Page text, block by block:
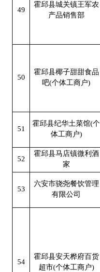
49
霍邱县城关镇王军农
产品销售部
50
霍邱县椰子甜甜食品
吧(个体工商户)
51
霍邱县纪华土菜馆(个
体工商户)
52
霍邱县马店镇微利酒
家
53
六安市骁尧餐饮管理
有限公司
54
霍邱县安天桦府百货
超市(个体工商户)